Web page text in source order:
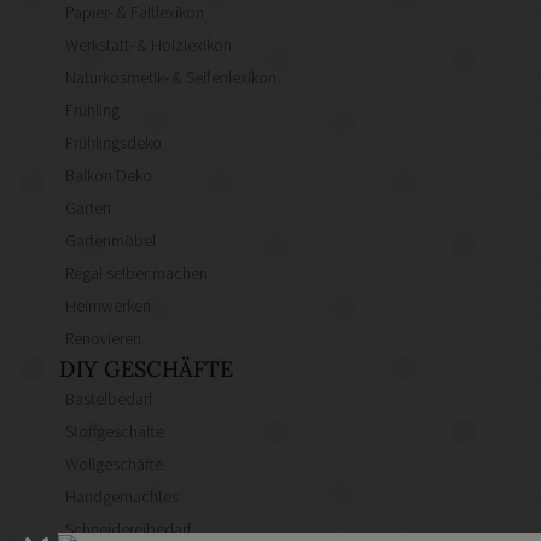
Papier- & Faltlexikon
Werkstatt- & Holzlexikon
Naturkosmetik- & Seifenlexikon
Frühlingsdeko
Balkon Deko
Garten
Gartenmöbel
Regal selber machen
DIY GESCHÄFTE
Bastelbedarf
Stoffgeschäfte
Wollgeschäfte
Handgemachtes
Schneidereibedarf